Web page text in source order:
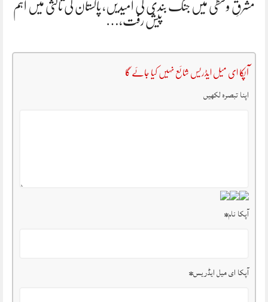
مشرقِ وسطیٰ میں جنگ بندی کی امیدیں، پاکستان کی ثالثی میں اہم
پیش رفت،…
آپکا ای میل ایڈریس شائع نہیں کیا جائے گا
اپنا تبصرہ لکھیں
آپکا نام*
آپکا ای میل ایڈریس*